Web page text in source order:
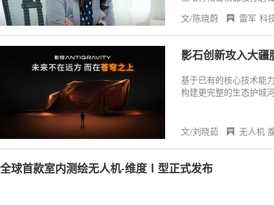
在证明：在硬科技领域
文/陈晓蔚 雷军 科
影石创新攻入大
基于已有的核心技术能
构建更完整的生态护城
文/刘晓茹 无人机
全球首款室内测绘无人机-维度Ⅰ型正式发布